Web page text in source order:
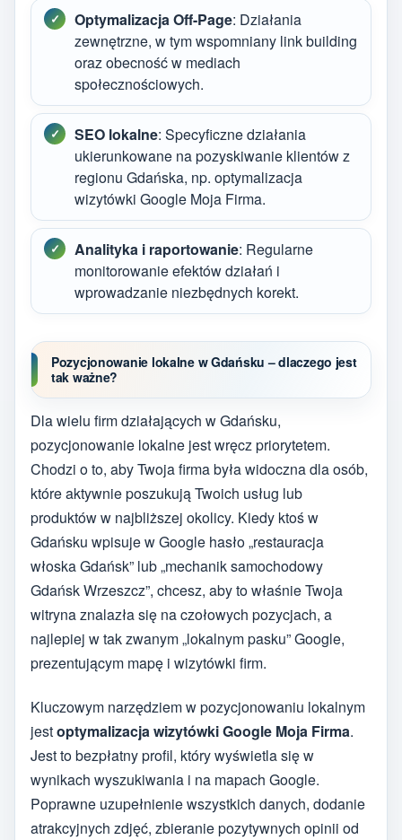
Optymalizacja Off-Page: Działania
zewnętrzne, w tym wspomniany link building
oraz obecność w mediach
społecznościowych.
SEO lokalne: Specyficzne działania
ukierunkowane na pozyskiwanie klientów z
regionu Gdańska, np. optymalizacja
wizytówki Google Moja Firma.
Analityka i raportowanie: Regularne
monitorowanie efektów działań i
wprowadzanie niezbędnych korekt.
Pozycjonowanie lokalne w Gdańsku – dlaczego jest
tak ważne?
Dla wielu firm działających w Gdańsku,
pozycjonowanie lokalne jest wręcz priorytetem.
Chodzi o to, aby Twoja firma była widoczna dla osób,
które aktywnie poszukują Twoich usług lub
produktów w najbliższej okolicy. Kiedy ktoś w
Gdańsku wpisuje w Google hasło „restauracja
włoska Gdańsk” lub „mechanik samochodowy
Gdańsk Wrzeszcz”, chcesz, aby to właśnie Twoja
witryna znalazła się na czołowych pozycjach, a
najlepiej w tak zwanym „lokalnym pasku” Google,
prezentującym mapę i wizytówki firm.
Kluczowym narzędziem w pozycjonowaniu lokalnym
jestoptymalizacja wizytówki Google Moja Firma.
Jest to bezpłatny profil, który wyświetla się w
wynikach wyszukiwania i na mapach Google.
Poprawne uzupełnienie wszystkich danych, dodanie
atrakcyjnych zdjęć, zbieranie pozytywnych opinii od